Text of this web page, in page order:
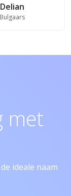
Delian
Bulgaars
met
ideale naam